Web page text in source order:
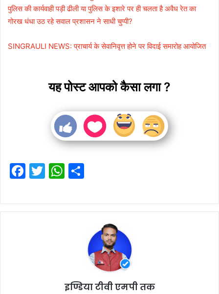
पुलिस की कार्यवाही पड़ी ढीली या पुलिस के इशारे पर ही चलता है अवैध रेत का
गोरख धंधा उठ रहे सवाल प्रशासन ने साधी चुप्पी?
SINGRAULI NEWS: प्राचार्य के सेवानिवृत्त होने पर विदाई समारोह आयोजित
यह पोस्ट आपको कैसा लगा ?
F
c
e
T
itt
er
W
at
s
ar
e
इण्डिया टीवी एमपी तक